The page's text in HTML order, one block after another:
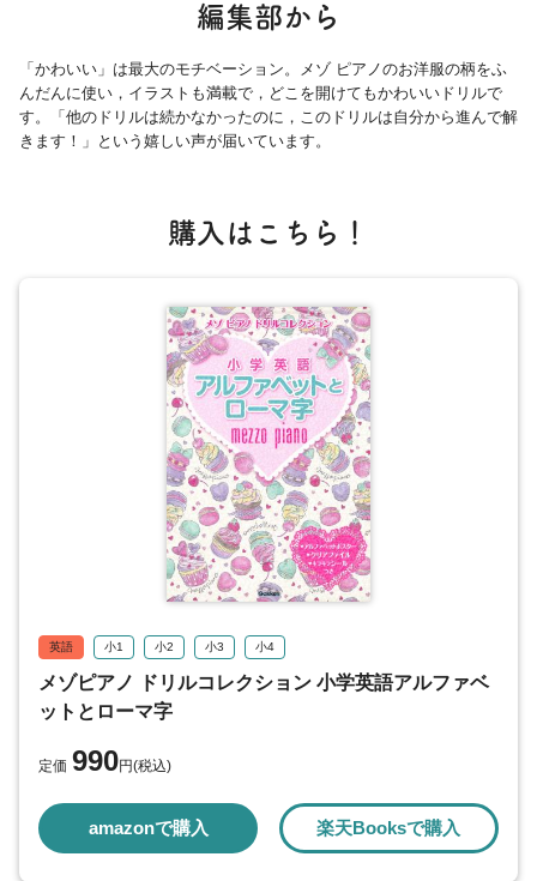
２０ アルファベット 形のちがう大文字と小文字
２１ まとめ③ アルファベット
ローマ字１
２２ ローマ字 きゃ〜きょ/しゃ〜しょ
２５ ローマ字 ま〜も/や〜ゆ
２８ ローマ字 が〜ご/ざ〜ぞ
２９ ローマ字 だ〜ど/ば〜ぼ
３０ ローマ字 ぱ〜ぽ
３１ ローマ字 つまる音
３２ ローマ字 のばす音/大文字
３３ まとめ⑤ が行〜ぱ行・つまる音など
３４ ローマ字 きゃ〜きょ/しゃ〜しょ
３５ ローマ字 ちゃ〜ちょ/にゃ〜にょ
３７ ローマ字 りゃ〜りょ/ぎゃ〜ぎょ
３８ ローマ字 じゃ〜じょ/ぢゃ〜ぢょ
３９ ローマ字 びゃ〜びょ/ぴゃ〜ぴょ
答え
編集部から
「かわいい」は最大のモチベーション。メゾ ピアノのお洋服の柄をふ
んだんに使い，イラストも満載で，どこを開けてもかわいいドリルで
す。「他のドリルは続かなかったのに，このドリルは自分から進んで解
きます！」という嬉しい声が届いています。
購入はこちら！
英語 小1 小2 小3 小4
メゾピアノ ドリルコレクション 小学英語アルファベ
ットとローマ字
定価 990円(税込)
amazonで購入 楽天Booksで購入